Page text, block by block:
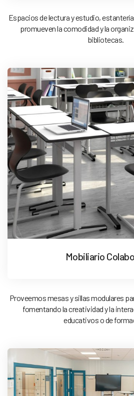
Espacios de lectura y estudio,
promueven la comodidad y la
bibliotecas.
Mobiliario
Proveemos mesas y sillas modulares
fomentando la creatividad y la
educativos o de